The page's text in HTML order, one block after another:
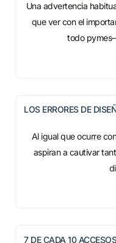
Una advertencia
que ver con el
todo
LOS ERRORES DE
Al igual que ocurre
aspiran a cautivar
7 DE CADA 10